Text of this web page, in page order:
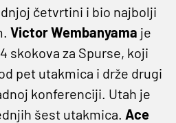
četvrtini i bio najbolji
Victor Wembanyama je
skokova za Spurse, koji
pet utakmica i drže drugi
konferenciji. Utah je
šest utakmica. Ace